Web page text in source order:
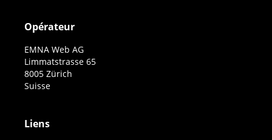
Opérateur
EMNA Web AG
Limmatstrasse 65
8005 Zürich
Suisse
Liens